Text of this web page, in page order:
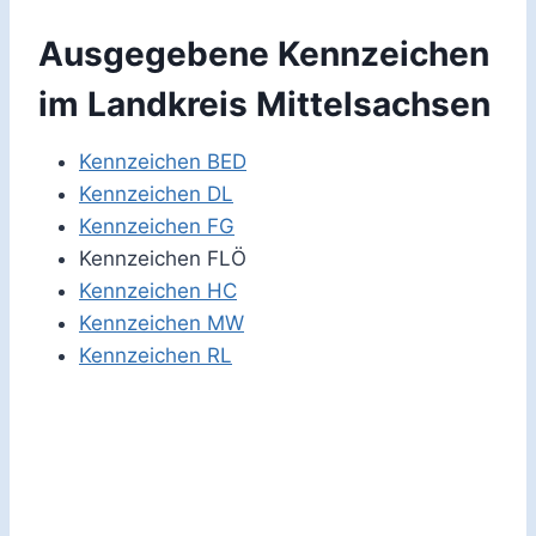
Ausgegebene Kennzeichen
im Landkreis Mittelsachsen
Kennzeichen BED
Kennzeichen DL
Kennzeichen FG
Kennzeichen FLÖ
Kennzeichen HC
Kennzeichen MW
Kennzeichen RL